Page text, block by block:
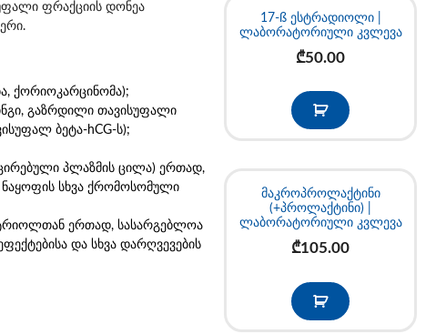
ფრაქციის დონეა
ქორიოკარცინომა);
გაზრდილი თავისუფალი
ბეტა-hCG-ს);
პლაზმის ცილა) ერთად,
სხვა ქრომოსომული
ერთად, სასარგებლოა
და სხვა დარღვევების
17-ß ესტრადიოლი |
ლაბორატორიული კვლევა
₾50.00
მაკროპროლაქტინი
(+პროლაქტინი) |
ლაბორატორიული კვლევა
₾105.00